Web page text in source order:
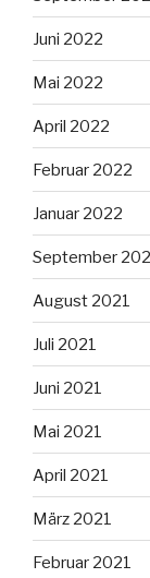
Juni 2022
Mai 2022
April 2022
Februar 2022
Januar 2022
September
August 2021
Juli 2021
Juni 2021
Mai 2021
April 2021
März 2021
Februar 2021